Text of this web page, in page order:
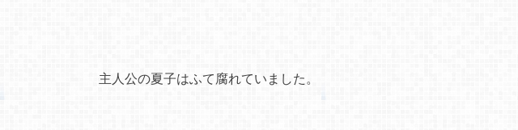
主人公の夏子はふて腐れていました。